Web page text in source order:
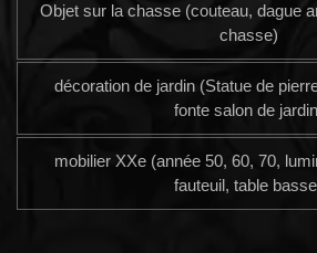
Objet sur la chasse (couteau, dague
chasse)
décoration de jardin (Statue de
fonte salon de
mobilier XXe (année 50, 60, 70,
fauteuil, table